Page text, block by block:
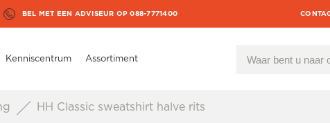
BEL MET EEN ADVISEUR OP 088-7771400
Kenniscentrum Assortiment
HH Classic sweatshirt halve rits